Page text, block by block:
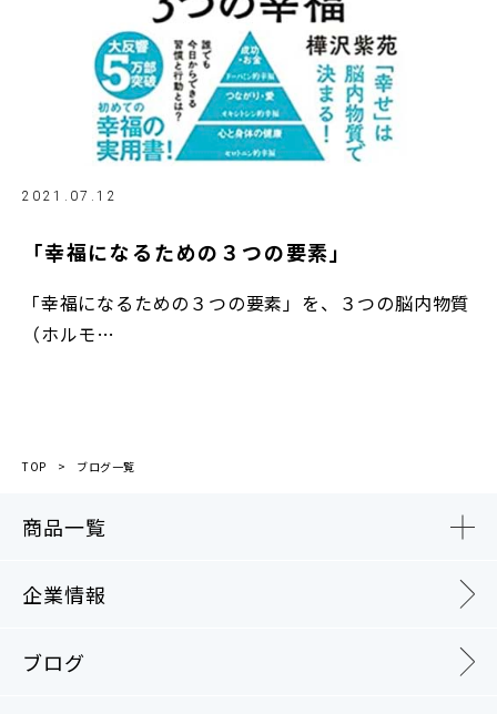
2021.07.12
「幸福になるための３つの要素」
「幸福になるための３つの要素」を、３つの脳内物質
（ホルモ…
TOP ブログ一覧
商品一覧
企業情報
ブログ